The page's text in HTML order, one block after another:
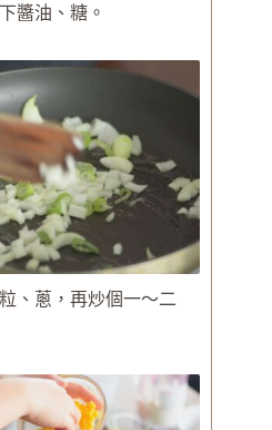
醬油、糖。
、蔥，再炒個一～二